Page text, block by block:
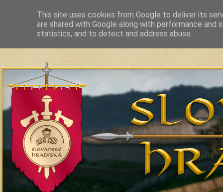
Slavic Hillforts and Fortified Settlements in Slovakia and related
This site uses cookies from Google to deliver its
are shared with Google along with performance
statistics, and to detect and address abuse.